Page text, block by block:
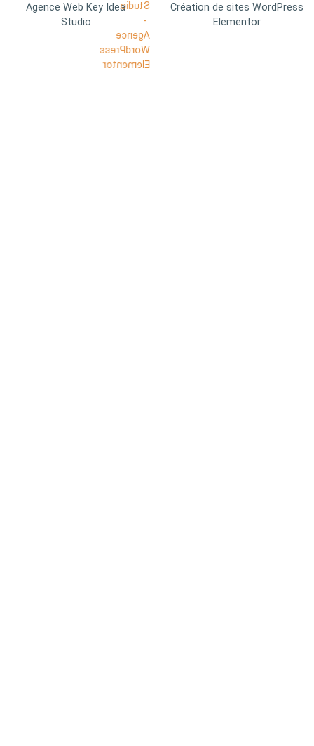
Agence Web Key Idea
Studio
Création de sites WordPress
Elementor